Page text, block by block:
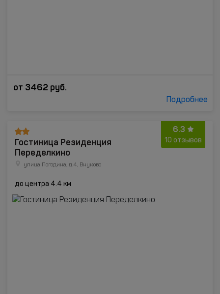
от 3462 руб.
Подробнее
6.3
10 отзывов
Гостиница Резиденция
Переделкино
улица Погодина, д.4, Внуково
до центра 4.4 км